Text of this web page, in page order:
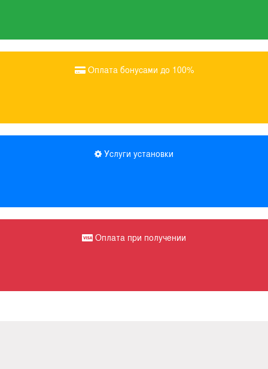
Оплата бонусами до 100%
Услуги установки
Оплата при получении